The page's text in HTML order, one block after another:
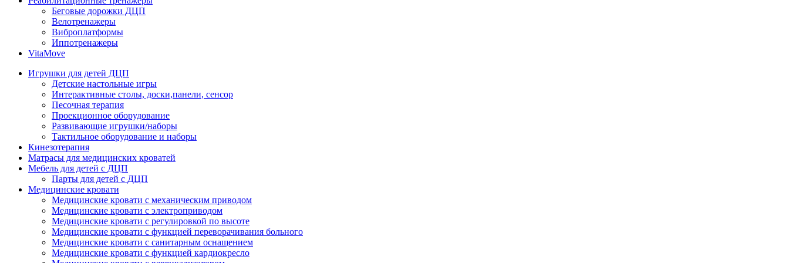
Беговые дорожки ДЦП
Велотренажеры
Виброплатформы
Иппотренажеры
VitaMove
Игрушки для детей ДЦП
Детские настольные игры
Интерактивные столы, доски,панели, сенсор
Песочная терапия
Проекционное оборудование
Развивающие игрушки/наборы
Тактильное оборудование и наборы
Кинезотерапия
Матрасы для медицинских кроватей
Мебель для детей с ДЦП
Парты для детей с ДЦП
Медицинские кровати
Медицинские кровати с механическим приводом
Медицинские кровати с электроприводом
Медицинские кровати с регулировкой по высоте
Медицинские кровати с функцией переворачивания больного
Медицинские кровати с санитарным оснащением
Медицинские кровати с функцией кардиокресло